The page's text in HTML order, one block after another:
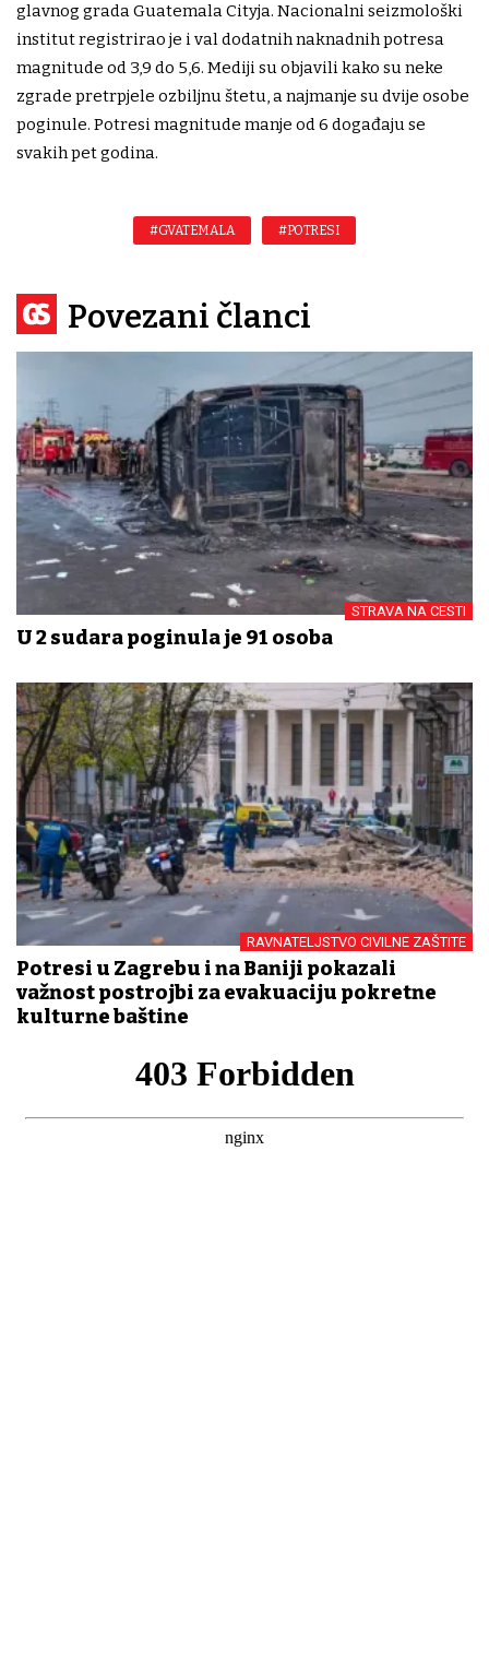
glavnog grada Guatemala Cityja. Nacionalni seizmološki
institut registrirao je i val dodatnih naknadnih potresa
magnitude od 3,9 do 5,6. Mediji su objavili kako su neke
zgrade pretrpjele ozbiljnu štetu, a najmanje su dvije osobe
poginule. Potresi magnitude manje od 6 događaju se
svakih pet godina.
#GVATEMALA #POTRESI
Povezani članci
STRAVA NA CESTI
U 2 sudara poginula je 91 osoba
RAVNATELJSTVO CIVILNE ZAŠTITE
Potresi u Zagrebu i na Baniji pokazali
važnost postrojbi za evakuaciju pokretne
kulturne baštine